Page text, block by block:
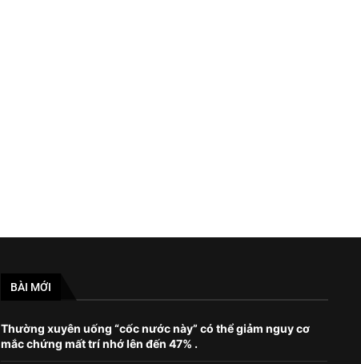
BÀI MỚI
Thường xuyên uống “cốc nước này” có thể giảm nguy cơ
mắc chứng mất trí nhớ lên đến 47% .